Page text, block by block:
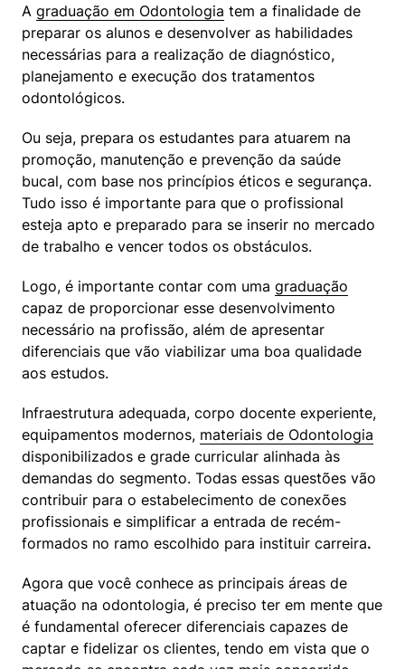
A graduação em Odontologia tem a finalidade de
preparar os alunos e desenvolver as habilidades
necessárias para a realização de diagnóstico,
planejamento e execução dos tratamentos
odontológicos.
Ou seja, prepara os estudantes para atuarem na
promoção, manutenção e prevenção da saúde
bucal, com base nos princípios éticos e segurança.
Tudo isso é importante para que o profissional
esteja apto e preparado para se inserir no mercado
de trabalho e vencer todos os obstáculos.
Logo, é importante contar com uma graduação
capaz de proporcionar esse desenvolvimento
necessário na profissão, além de apresentar
diferenciais que vão viabilizar uma boa qualidade
aos estudos.
Infraestrutura adequada, corpo docente experiente,
equipamentos modernos, materiais de Odontologia
disponibilizados e grade curricular alinhada às
demandas do segmento. Todas essas questões vão
contribuir para o estabelecimento de conexões
profissionais e simplificar a entrada de recém-
formados no ramo escolhido para instituir carreira.
Agora que você conhece as principais áreas de
atuação na odontologia, é preciso ter em mente que
é fundamental oferecer diferenciais capazes de
captar e fidelizar os clientes, tendo em vista que o